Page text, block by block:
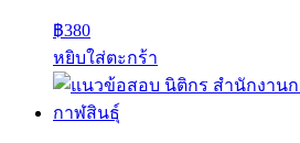
฿380
หยิบใส่ตะกร้า